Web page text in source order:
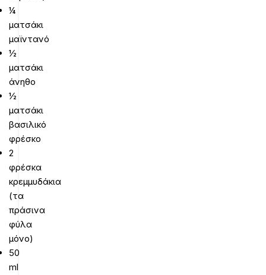
¼
ματσάκι
μαϊντανό
½
ματσάκι
άνηθο
½
ματσάκι
βασιλικό
φρέσκο
2
φρέσκα
κρεμμυδάκια
(τα
πράσινα
φύλα
μόνο)
50
ml